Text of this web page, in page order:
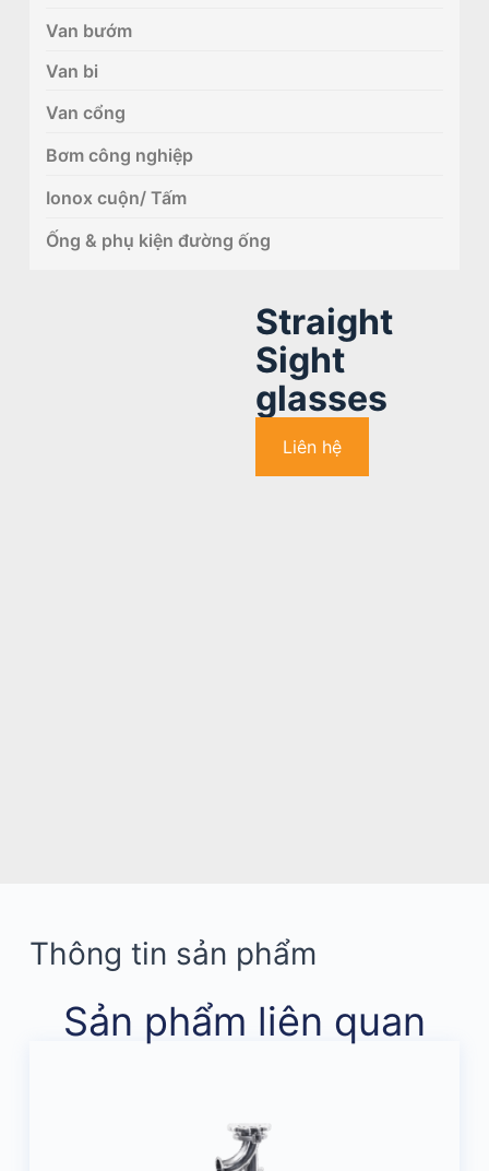
Van bướm
Van bi
Van cổng
Bơm công nghiệp
Ionox cuộn/ Tấm
Ống & phụ kiện đường ống
Straight
Sight
glasses
Liên hệ
Thông tin sản phẩm
Sản phẩm liên quan